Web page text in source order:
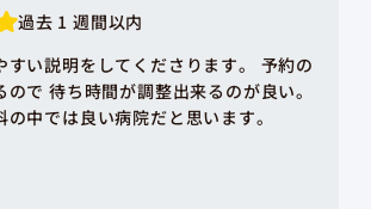
3 か月前
即日行って頂き長年の悩みが消えとて
。 診察に行った日は患者さんが多く
なるだろうと思っていたのですが、す